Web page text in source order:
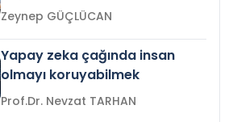
Zeynep GÜÇLÜCAN
Yapay zeka çağında insan
olmayı koruyabilmek
Prof.Dr. Nevzat TARHAN